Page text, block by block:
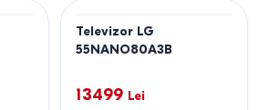
Televizor LG
55NANO80A3B
13499 Lei